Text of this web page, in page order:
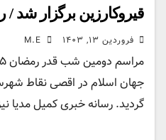
قیروکارزین برگزار شد /
فروردین ۱۳, ۱۴۰۳
جهان اسلام در اقصی نقاط
گردید. رسانه خبری کمیل